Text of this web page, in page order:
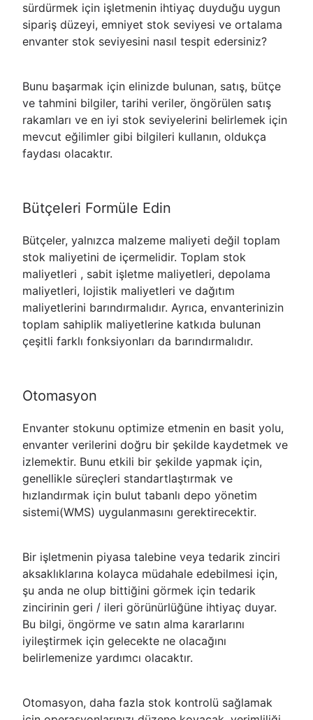
sürdürmek için işletmenin ihtiyaç duyduğu uygun
sipariş düzeyi, emniyet stok seviyesi ve ortalama
envanter stok seviyesini nasıl tespit edersiniz?
Bunu başarmak için elinizde bulunan, satış, bütçe
ve tahmini bilgiler, tarihi veriler, öngörülen satış
rakamları ve en iyi stok seviyelerini belirlemek için
mevcut eğilimler gibi bilgileri kullanın, oldukça
faydası olacaktır.
Bütçeleri Formüle Edin
Bütçeler, yalnızca malzeme maliyeti değil toplam
stok maliyetini de içermelidir. Toplam stok
maliyetleri , sabit işletme maliyetleri, depolama
maliyetleri, lojistik maliyetleri ve dağıtım
maliyetlerini barındırmalıdır. Ayrıca, envanterinizin
toplam sahiplik maliyetlerine katkıda bulunan
çeşitli farklı fonksiyonları da barındırmalıdır.
Otomasyon
Envanter stokunu optimize etmenin en basit yolu,
envanter verilerini doğru bir şekilde kaydetmek ve
izlemektir. Bunu etkili bir şekilde yapmak için,
genellikle süreçleri standartlaştırmak ve
hızlandırmak için bulut tabanlı depo yönetim
sistemi(WMS) uygulanmasını gerektirecektir.
Bir işletmenin piyasa talebine veya tedarik zinciri
aksaklıklarına kolayca müdahale edebilmesi için,
şu anda ne olup bittiğini görmek için tedarik
zincirinin geri / ileri görünürlüğüne ihtiyaç duyar.
Bu bilgi, öngörme ve satın alma kararlarını
iyileştirmek için gelecekte ne olacağını
belirlemenize yardımcı olacaktır.
Otomasyon, daha fazla stok kontrolü sağlamak